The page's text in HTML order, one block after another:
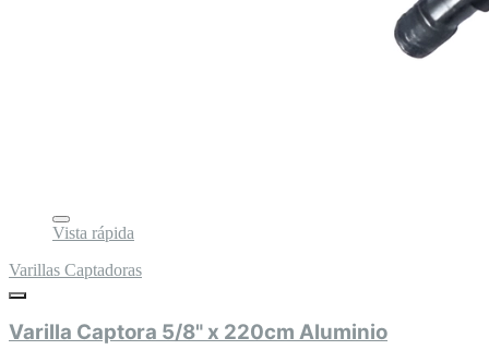
Vista rápida
Varillas Captadoras
Varilla Captora 5/8" x 220cm Aluminio